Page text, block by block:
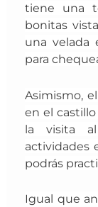
tiene una
bonitas
una velada
para
Asimismo,
en el
la visita al
actividades
podrás
Igual que